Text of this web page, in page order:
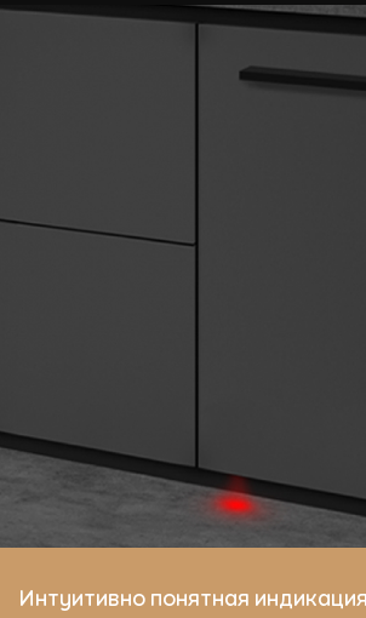
Интуитивно понятная